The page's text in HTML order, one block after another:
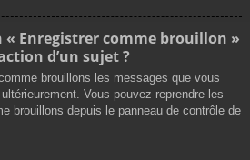
Enregistrer comme brouillon »
d’un sujet ?
brouillons les messages que vous
Vous pouvez reprendre les
brouillons depuis le panneau de contrôle de